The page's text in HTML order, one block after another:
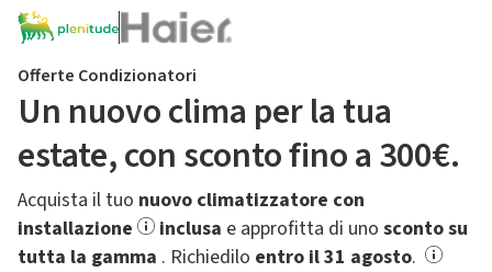
Offerte Condizionatori
Un nuovo clima per la tua
estate,​ con sconto fino a 300€.
Acquista il tuo nuovo climatizzatore con
installazione
inclusa e approfitta di uno sconto su
tutta la gamma .​ Richiedilo entro il 31 agosto.